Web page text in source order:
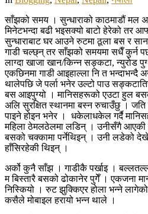
साँझको समय । सुन्धाराको काठमाडौं मल
मिनेटभन्दा बढी भइसक्यो बाटो हेरेको तर
सुन्धाराबाट घर आउने रुटमा ठूला बस र
गाडी चल्छ्न् तर साँझको समयमा सधैँ कुर्न
लाग्दा खाजा खान/किन्न सङ्कटा, न्युरोड
एकछिनमा गाडी आइहाल्ला नि त भन्दाभन्दै
थालेपछि जे पर्ला भनेर उल्टो पाउ
बस आइपुग्यो । मानिसहरूको एउटा हुल
अलि सुरक्षित स्थानमा बस्न रुचाउँछु । जति
पाइने होइन भनेर । धकेलाधकेल गर्दै
महिला ठेमलठेलमा लडिन् । उनीसँगै आएकी
बसको चक्कामा पर्नेथिइन् । उनी लडेको
हाँसिरहेकी थिइन् ।
अर्को कुनै साँझ । गाडीकै पर्खाइ ।
म बिस्तारै बसको ढोकानेर पुगेँ । एकजना
निस्कियो । रुट झुक्किएर होला भन्ने
कसैले मोबाइल हरायो भन्न थाले ।